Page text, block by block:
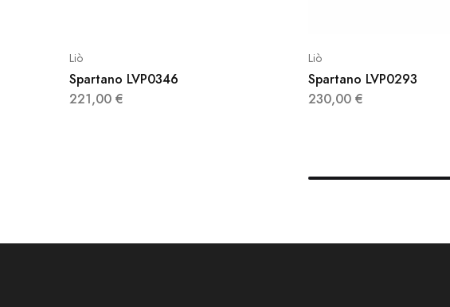
Liò
Spartano LVP0346
221,00 €
Liò
Spartano LVP0293
230,00 €